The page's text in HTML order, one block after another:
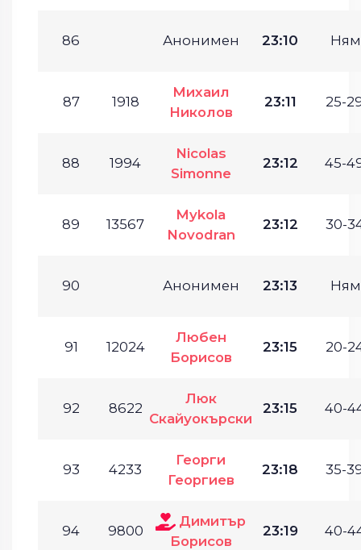
86 Анонимен 23:10
87 1918
Михаил
Николов
23:11 25-
88 1994
Nicolas
Simonne
23:12 45-
89 13567
Mykola
Novodran
23:12 30-
90 Анонимен 23:13
91 12024
Любен
Борисов
23:15 20-
92 8622
Люк
Скайуокърски
23:15 40-
93 4233
Георги
Георгиев
23:18 35-
94 9800
Димитър
Борисов
23:19 40-